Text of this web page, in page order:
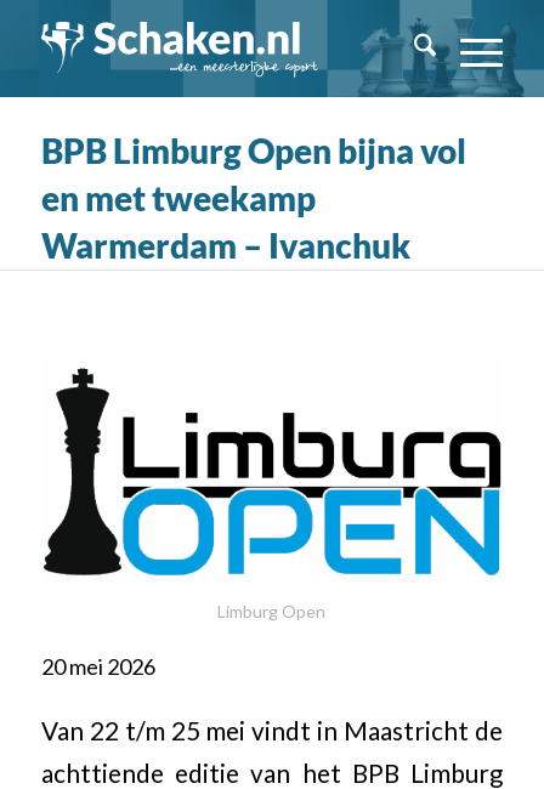
BPB Limburg Open bijna vol
en met tweekamp
Warmerdam – Ivanchuk
Limburg Open
20 mei 2026
Van 22 t/m 25 mei vindt in Maastricht de
achttiende editie van het BPB Limburg